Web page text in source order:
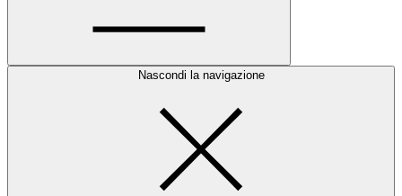
Nascondi la navigazione